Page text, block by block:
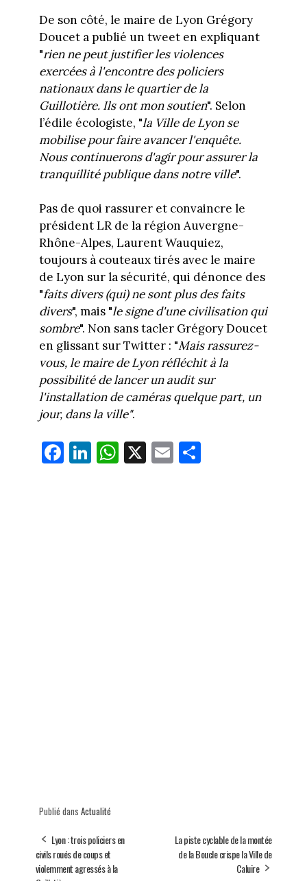
De son côté, le maire de Lyon Grégory
Doucet a publié un tweet en expliquant
"rien ne peut justifier les violences
exercées à l'encontre des policiers
nationaux dans le quartier de la
Guillotière. Ils ont mon soutien". Selon
l’édile écologiste, "la Ville de Lyon se
mobilise pour faire avancer l'enquête.
Nous continuerons d'agir pour assurer la
tranquillité publique dans notre ville".
Pas de quoi rassurer et convaincre le
président LR de la région Auvergne-
Rhône-Alpes, Laurent Wauquiez,
toujours à couteaux tirés avec le maire
de Lyon sur la sécurité, qui dénonce des
"faits divers (qui) ne sont plus des faits
divers", mais "le signe d'une civilisation qui
sombre". Non sans tacler Grégory Doucet
en glissant sur Twitter : "Mais rassurez-
vous, le maire de Lyon réfléchit à la
possibilité de lancer un audit sur
l'installation de caméras quelque part, un
jour, dans la ville".
Fa
ce
Li
nk
W
ha
X E
m
Pa
rt
Publié dans Actualité
Lyon : trois policiers en
civils roués de coups et
violemment agressés à la
La piste cyclable de la montée
de la Boucle crispe la Ville de
Caluire